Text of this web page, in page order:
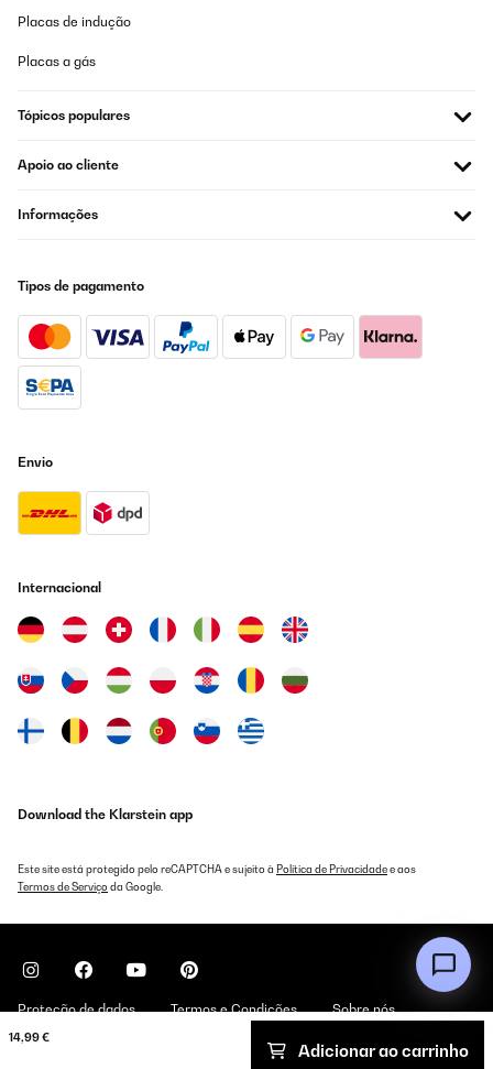
14,99 €
Adicionar ao carrinho
Conforme au descriptif
Utilisateur d'Amazon
AVALIAÇÃO COMPROVADA
Très bon câble, j’apprécie beaucoup.
Placas de indução
Placas a gás
Tópicos populares
Apoio ao cliente
Informações
Tipos de pagamento
Envio
Internacional
Download the Klarstein app
Este site está protegido pelo reCAPTCHA e sujeito à Política de Privacidadee aos
Termos de Serviçoda Google.
Proteção de dados Termos e Condições Sobre nós
Copyright © 2026 Klarstein. All rights reserved